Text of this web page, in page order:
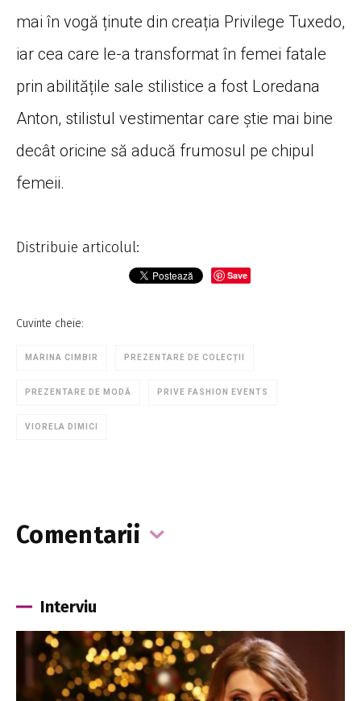
mai în vogă ținute din creația Privilege Tuxedo,
iar cea care le-a transformat în femei fatale
prin abilitățile sale stilistice a fost Loredana
Anton, stilistul vestimentar care știe mai bine
decât oricine să aducă frumosul pe chipul
femeii.
Distribuie articolul:
Save
Cuvinte cheie:
MARINA CIMBIR PREZENTARE DE COLECȚII
PREZENTARE DE MODĂ PRIVE FASHION EVENTS
VIORELA DIMICI
Comentarii
Interviu